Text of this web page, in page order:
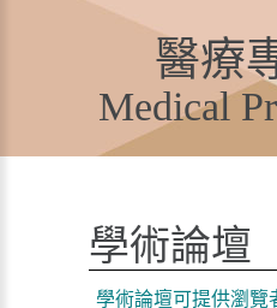
醫療
Medical
學術論壇
學術論壇可提供瀏覽